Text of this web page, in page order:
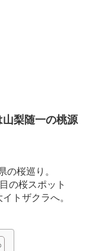
梨随一の桃源
桜巡り。
の桜スポット
トザクラへ。